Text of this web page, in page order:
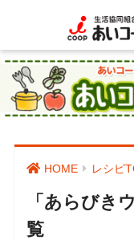
HOME レシピ
「あらびき
覧